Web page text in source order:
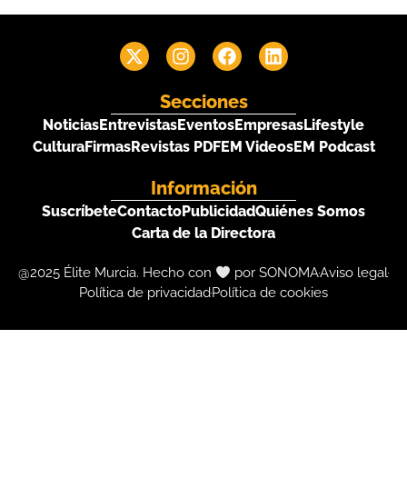
Secciones
NoticiasEntrevistasEventosEmpresasLifestyle
CulturaFirmasRevistas PDFEM VideosEM Podcast
Información
SuscríbeteContactoPublicidadQuiénes Somos
Carta de la Directora
@2025 Élite Murcia. Hecho con por SONOMAAviso legal
Política de privacidadPolítica de cookies